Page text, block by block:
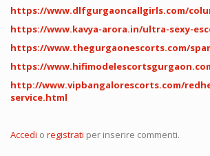
https://www.dlfgurgaoncallgirls.com/
https://www.kavya-arora.in/ultra-sexy-
https://www.thegurgaonescorts.com/
https://
http://www.vipbangalorescorts.com/
service.html
Accedi o registrati per inserire commenti.